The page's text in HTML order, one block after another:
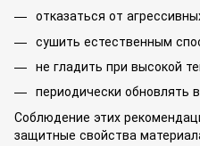
отказаться от
сушить естественным
не гладить при высокой
периодически обновлять
Соблюдение этих
защитные свойства